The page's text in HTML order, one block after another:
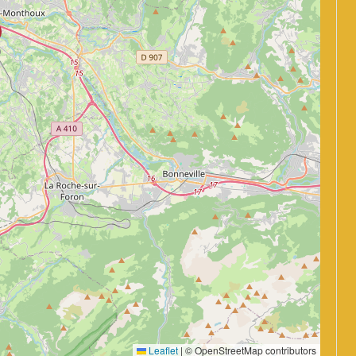
Leaflet | © OpenStreetMap contributors